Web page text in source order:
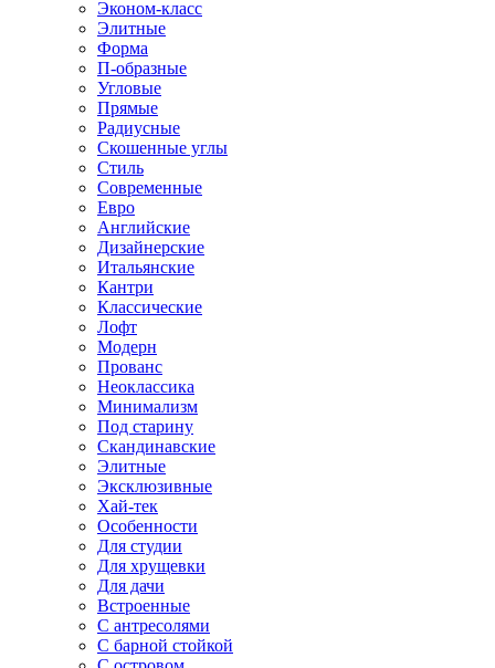
Эконом-класс
Элитные
Форма
П-образные
Угловые
Прямые
Радиусные
Скошенные углы
Стиль
Современные
Евро
Английские
Дизайнерские
Итальянские
Кантри
Классические
Лофт
Модерн
Прованс
Неоклассика
Минимализм
Под старину
Скандинавские
Элитные
Эксклюзивные
Хай-тек
Особенности
Для студии
Для хрущевки
Для дачи
Встроенные
С антресолями
С барной стойкой